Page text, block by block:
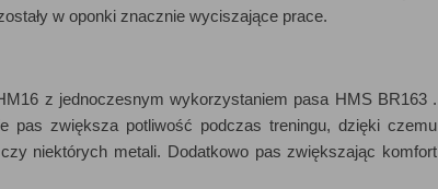
w oponki znacznie wyciszające prace.
z jednoczesnym wykorzystaniem pasa HMS BR163 .
pas zwiększa potliwość podczas treningu, dzięki czemu
niektórych metali. Dodatkowo pas zwiększając komfort